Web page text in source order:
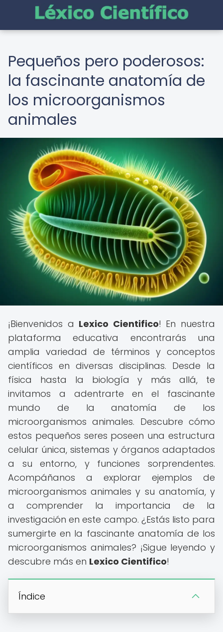
Pequeños pero poderosos:
la fascinante anatomía de
los microorganismos
animales
¡Bienvenidos a Lexico Cientifico! En nuestra
plataforma educativa encontrarás una
amplia variedad de términos y conceptos
científicos en diversas disciplinas. Desde la
física hasta la biología y más allá, te
invitamos a adentrarte en el fascinante
mundo de la anatomía de los
microorganismos animales. Descubre cómo
estos pequeños seres poseen una estructura
celular única, sistemas y órganos adaptados
a su entorno, y funciones sorprendentes.
Acompáñanos a explorar ejemplos de
microorganismos animales y su anatomía, y
a comprender la importancia de la
investigación en este campo. ¿Estás listo para
sumergirte en la fascinante anatomía de los
microorganismos animales? ¡Sigue leyendo y
descubre más en Lexico Cientifico!
Índice